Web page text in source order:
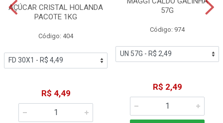
AÇÚCAR CRISTAL HOLANDA
PACOTE 1KG
Código: 404
R$ 4,49
57G
Código: 974
R$ 2,49